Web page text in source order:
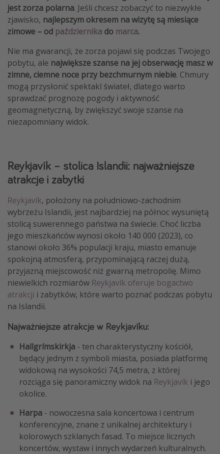
jest zorza polarna. Jeśli chcesz zobaczyć to niezwykłe
zjawisko, najlepszym okresem na wizytę są miesiące
zimowe – od października do marca.
Nie ma gwarancji, że zorza pojawi się podczas Twojego
pobytu, ale największe szanse na jej obserwację masz w
zimne, ciemne noce przy bezchmurnym niebie. Chmury
mogą przysłonić spektakl świateł, dlatego warto
sprawdzać prognozę pogody i aktywność
geomagnetyczną, by zwiększyć swoje szanse na
niezapomniany widok.
Reykjavík – stolica Islandii: najważniejsze
atrakcje i zabytki
Reykjavík, położony na południowo-zachodnim
wybrzeżu Islandii, jest najbardziej na północ wysuniętą
stolicą suwerennego państwa na świecie. Choć liczba
jego mieszkańców wynosi około 140 000 (2023), co
stanowi około 36% populacji kraju, miasto emanuje
spokojną atmosferą, przypominającą raczej dużą,
przyjazną miejscowość niż gwarną metropolię. Mimo
niewielkich rozmiarów Reykjavík oferuje bogactwo
atrakcji i zabytków, które warto poznać podczas pobytu
na Islandii.
Najważniejsze atrakcje w Reykjavíku:
Hallgrímskirkja - ten charakterystyczny kościół,
będący jednym z symboli miasta, posiada platformę
widokową na wysokości 74,5 metra, z której
rozciąga się panoramiczny widok na Reykjavík i jego
okolice.
Harpa - nowoczesna sala koncertowa i centrum
konferencyjne, znane z unikalnej architektury i
kolorowych szklanych fasad. To miejsce licznych
koncertów, wystaw i innych wydarzeń kulturalnych.